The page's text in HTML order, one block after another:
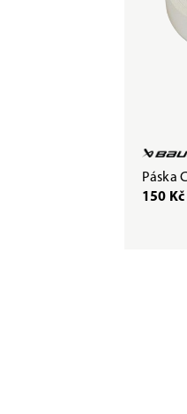
Páska
150 Kč